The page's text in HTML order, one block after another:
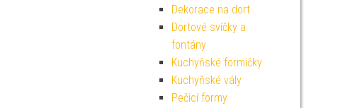
Dekorace na dort
Dortové svíčky a
fontány
Kuchyňské formičky
Kuchyňské vály
Pečicí formy